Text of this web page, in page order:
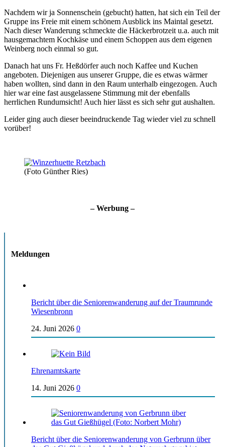
Nachdem wir ja Sonnenschein (gebucht) hatten, hat sich ein Teil der
Gruppe ins Freie mit einem schönem Ausblick ins Maintal gesetzt.
Nach dieser Wanderung schmeckte die Häckerbrotzeit u.a. auch mit
hausgemachtem Kochkäse und einem Schoppen aus dem eigenen
Weinberg noch einmal so gut.
Danach hat uns Fr. Heßdörfer auch noch Kaffee und Kuchen
angeboten. Diejenigen aus unserer Gruppe, die es etwas wärmer
haben wollten, sind dann in den Raum unterhalb eingezogen. Auch
hier war eine fast ausgelassene Stimmung mit der ebenfalls
herrlichen Rundumsicht! Auch hier lässt es sich sehr gut aushalten.
Leider ging auch dieser beeindruckende Tag wieder viel zu schnell
vorüber!
(Foto Günther Ries)
– Werbung –
Meldungen
Bericht über die Seniorenwanderung auf der Traumrunde
Wiesenbronn
24. Juni 2026 0
Ehrenamtskarte
14. Juni 2026 0
Bericht über die Seniorenwanderung von Gerbrunn über